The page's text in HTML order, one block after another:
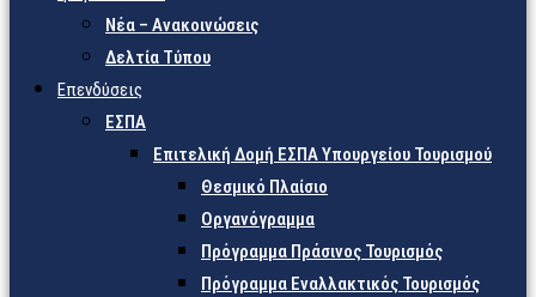
Νέα – Ανακοινώσεις
Δελτία Τύπου
Επενδύσεις
ΕΣΠΑ
Επιτελική Δομή ΕΣΠΑ Υπουργείου Τουρισμού
Θεσμικό Πλαίσιο
Οργανόγραμμα
Πρόγραμμα Πράσινος Τουρισμός
Πρόγραμμα Εναλλακτικός Τουρισμός